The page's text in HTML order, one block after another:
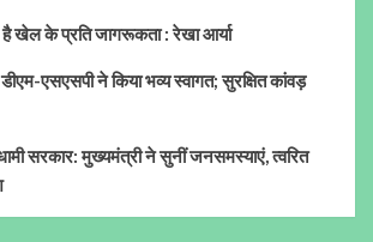
खेल के प्रति जागरूकता : रेखा आर्या
डीएम-एसएसपी ने किया भव्य स्वागत; सुरक्षित कांवड़
सरकार: मुख्यमंत्री ने सुनीं जनसमस्याएं, त्वरित